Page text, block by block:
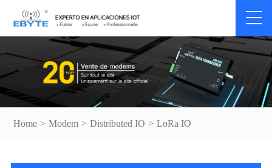
Home > Modem > Distributed IO > LoRa IO